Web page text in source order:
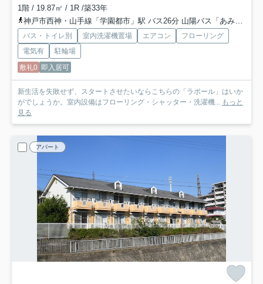
1階 / 19.87㎡ / 1R /築33年
神戸市西神・山手線「学園都市」駅 バス26分 山陽バス「あみだ堂」 停歩6分
バス・トイレ別 室内洗濯機置場 エアコン
フローリング
電気有
駐輪場
敷礼0 即入居可
新生活を失敗せず、スタートさせたいならこちらの「ラポール」はいか
がでしょうか。室内設備はフローリング・シャッター・洗濯機... もっと
見る
アパート